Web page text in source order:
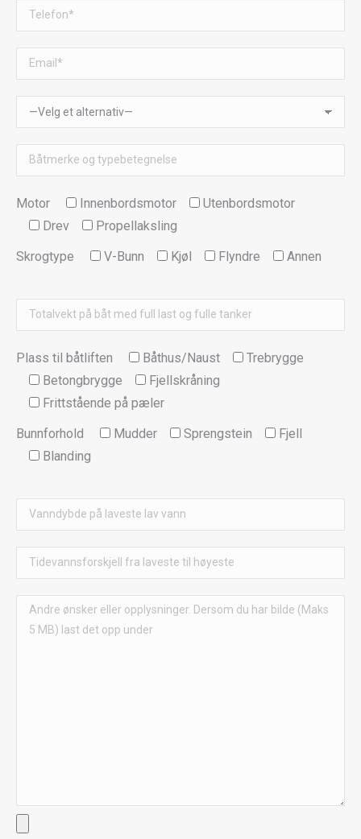
Motor Innenbordsmotor
Utenbordsmotor
Drev
Propellaksling
Skrogtype
V-Bunn Kjøl Flyndre Annen
Plass til båtliften Båthus/Naust
Trebrygge
Betongbrygge
Fjellskråning
Frittstående på pæler
Bunnforhold
Mudder Sprengstein
Fjell
Blanding